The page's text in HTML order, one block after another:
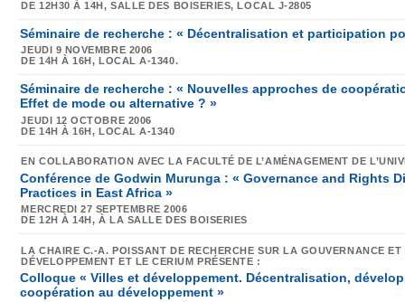
DE 12H30 À 14H,SALLE DES BOISERIES, LOCAL J-2805
Séminaire de recherche : « Décentralisation et participation
JEUDI 9 NOVEMBRE 2006
DE 14H À 16H,LOCAL A-1340.
Séminaire de recherche : « Nouvelles approches de
Effet de mode ou alternative ? »
JEUDI 12 OCTOBRE 2006
DE 14H À 16H,LOCAL A-1340
EN COLLABORATION AVEC LA FACULTÉ DE L’AMÉNAGEMENT DE
Conférence de Godwin Murunga : « Governance and Rights
Practices in East Africa »
MERCREDI 27 SEPTEMBRE 2006
DE 12H À 14H,À LA SALLE DES BOISERIES
LA CHAIRE C.-A. POISSANT DE RECHERCHE SUR LA GOUVERNANCE ET
DÉVELOPPEMENT ET LE CERIUM PRÉSENTE :
Colloque « Villes et développement. Décentralisation,
coopération au développement »